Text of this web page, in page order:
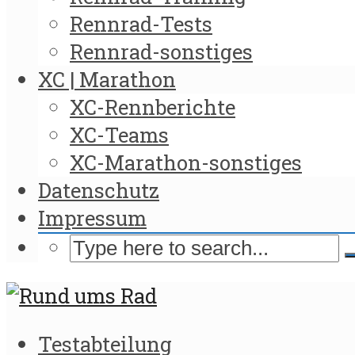
Rennrad-Tests
Rennrad-sonstiges
XC | Marathon
XC-Rennberichte
XC-Teams
XC-Marathon-sonstiges
Datenschutz
Impressum
Testabteilung